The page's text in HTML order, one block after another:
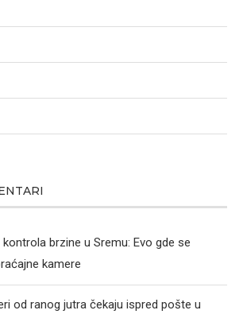
brzine u Sremu: Evo gde se
kamere
od ranog jutra čekaju ispred pošte u